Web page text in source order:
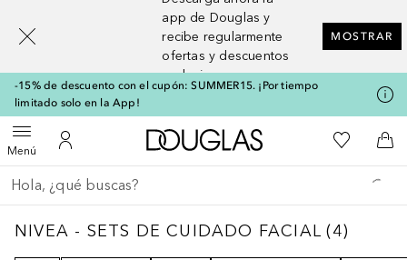
app de Douglas y
recibe regularmente
ofertas y descuentos
exclusivos
MOSTRAR
-15% de descuento con el cupón: SUMMER15. ¡Por tiempo
limitado solo en la App!
MenúAbrir menúMi cuenta
A Douglas HomeMi lista de
A
Regresar
Ejecutar búsqueda
NIVEA - SETS DE CUIDADO FACIAL4
NIVEA - SETS DE CUIDADO FACIAL (4)
[navigation.slideout.screenreader]